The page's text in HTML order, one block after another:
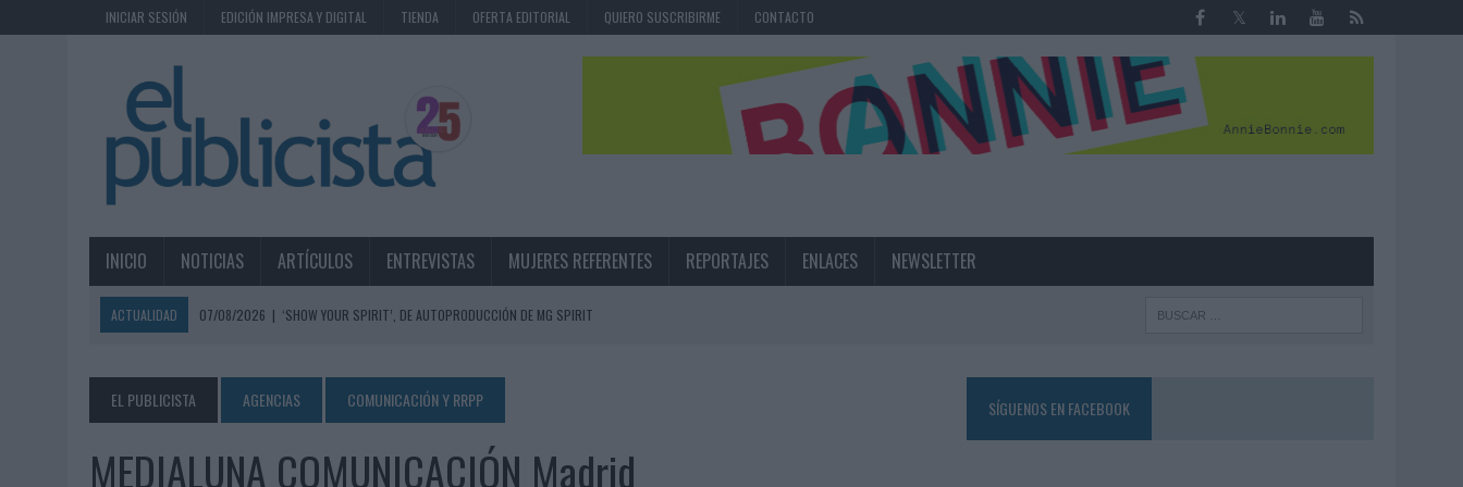
INICIAR SESIÓN EDICIÓN IMPRESA Y DIGITAL TIENDA OFERTA EDITORIAL QUIERO SUSCRIBIRME CONTACTO
INICIO NOTICIAS ARTÍCULOS ENTREVISTAS MUJERES REFERENTES REPORTAJES ENLACES NEWSLETTER
ACTUALIDAD 07/08/2026 | ‘SHOW YOUR SPIRIT’, DE AUTOPRODUCCIÓN DE MG SPIRIT
MAHOU REIVINDICA EL RITUAL DE LA CAÑA EN EL DÍA INTERNACIONAL DE LA CERVEZA
07/08/2026 | MG SPIRIT RELANZA SU MARCA CON UNA ESTRATEGIA 360º CENTRADA EN EL ORIGEN BARCELONÉS
07/08/2026
PATRÓN CONVIERTE EL NUEVO SINGLE DE ARÓN PIPER EN UNA EXPERIENCIA DE MARCA EN IBIZA
EL PUBLICISTA AGENCIAS COMUNICACIÓN Y RRPP
MEDIALUNA COMUNICACIÓN Madrid
SÍGUENOS EN FACEBOOK